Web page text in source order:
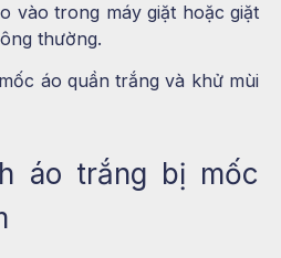
vào trong máy giặt hoặc giặt
thường.
áo quần trắng và khử mùi
áo trắng bị mốc